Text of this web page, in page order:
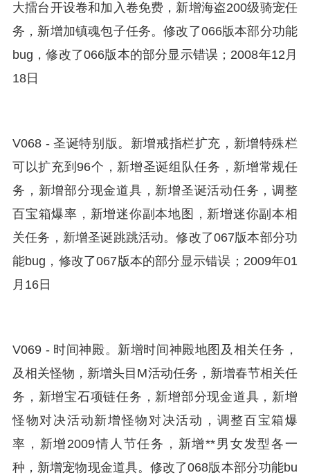
大擂台开设卷和加入卷免费，新增海盗200级骑宠任
务，新增加镇魂包子任务。修改了066版本部分功能
bug，修改了066版本的部分显示错误；2008年12月
18日
V068 - 圣诞特别版。新增戒指栏扩充，新增特殊栏
可以扩充到96个，新增圣诞组队任务，新增常规任
务，新增部分现金道具，新增圣诞活动任务，调整
百宝箱爆率，新增迷你副本地图，新增迷你副本相
关任务，新增圣诞跳跳活动。修改了067版本部分功
能bug，修改了067版本的部分显示错误；2009年01
月16日
V069 - 时间神殿。新增时间神殿地图及相关任务，
及相关怪物，新增头目M活动任务，新增春节相关任
务，新增宝石项链任务，新增部分现金道具，新增
怪物对决活动新增怪物对决活动，调整百宝箱爆
率，新增2009情人节任务，新增**男女发型各一
种，新增宠物现金道具。修改了068版本部分功能bu